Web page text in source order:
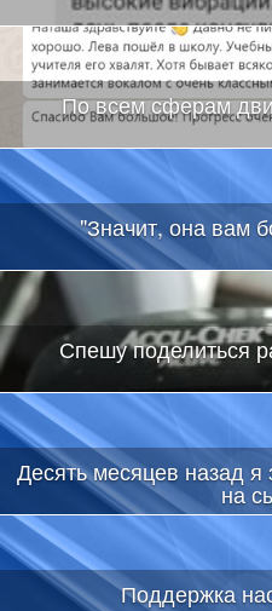
По всем сферам
"Значит, она вам
Спешу поделиться
Десять месяцев назад я
на
Поддержка